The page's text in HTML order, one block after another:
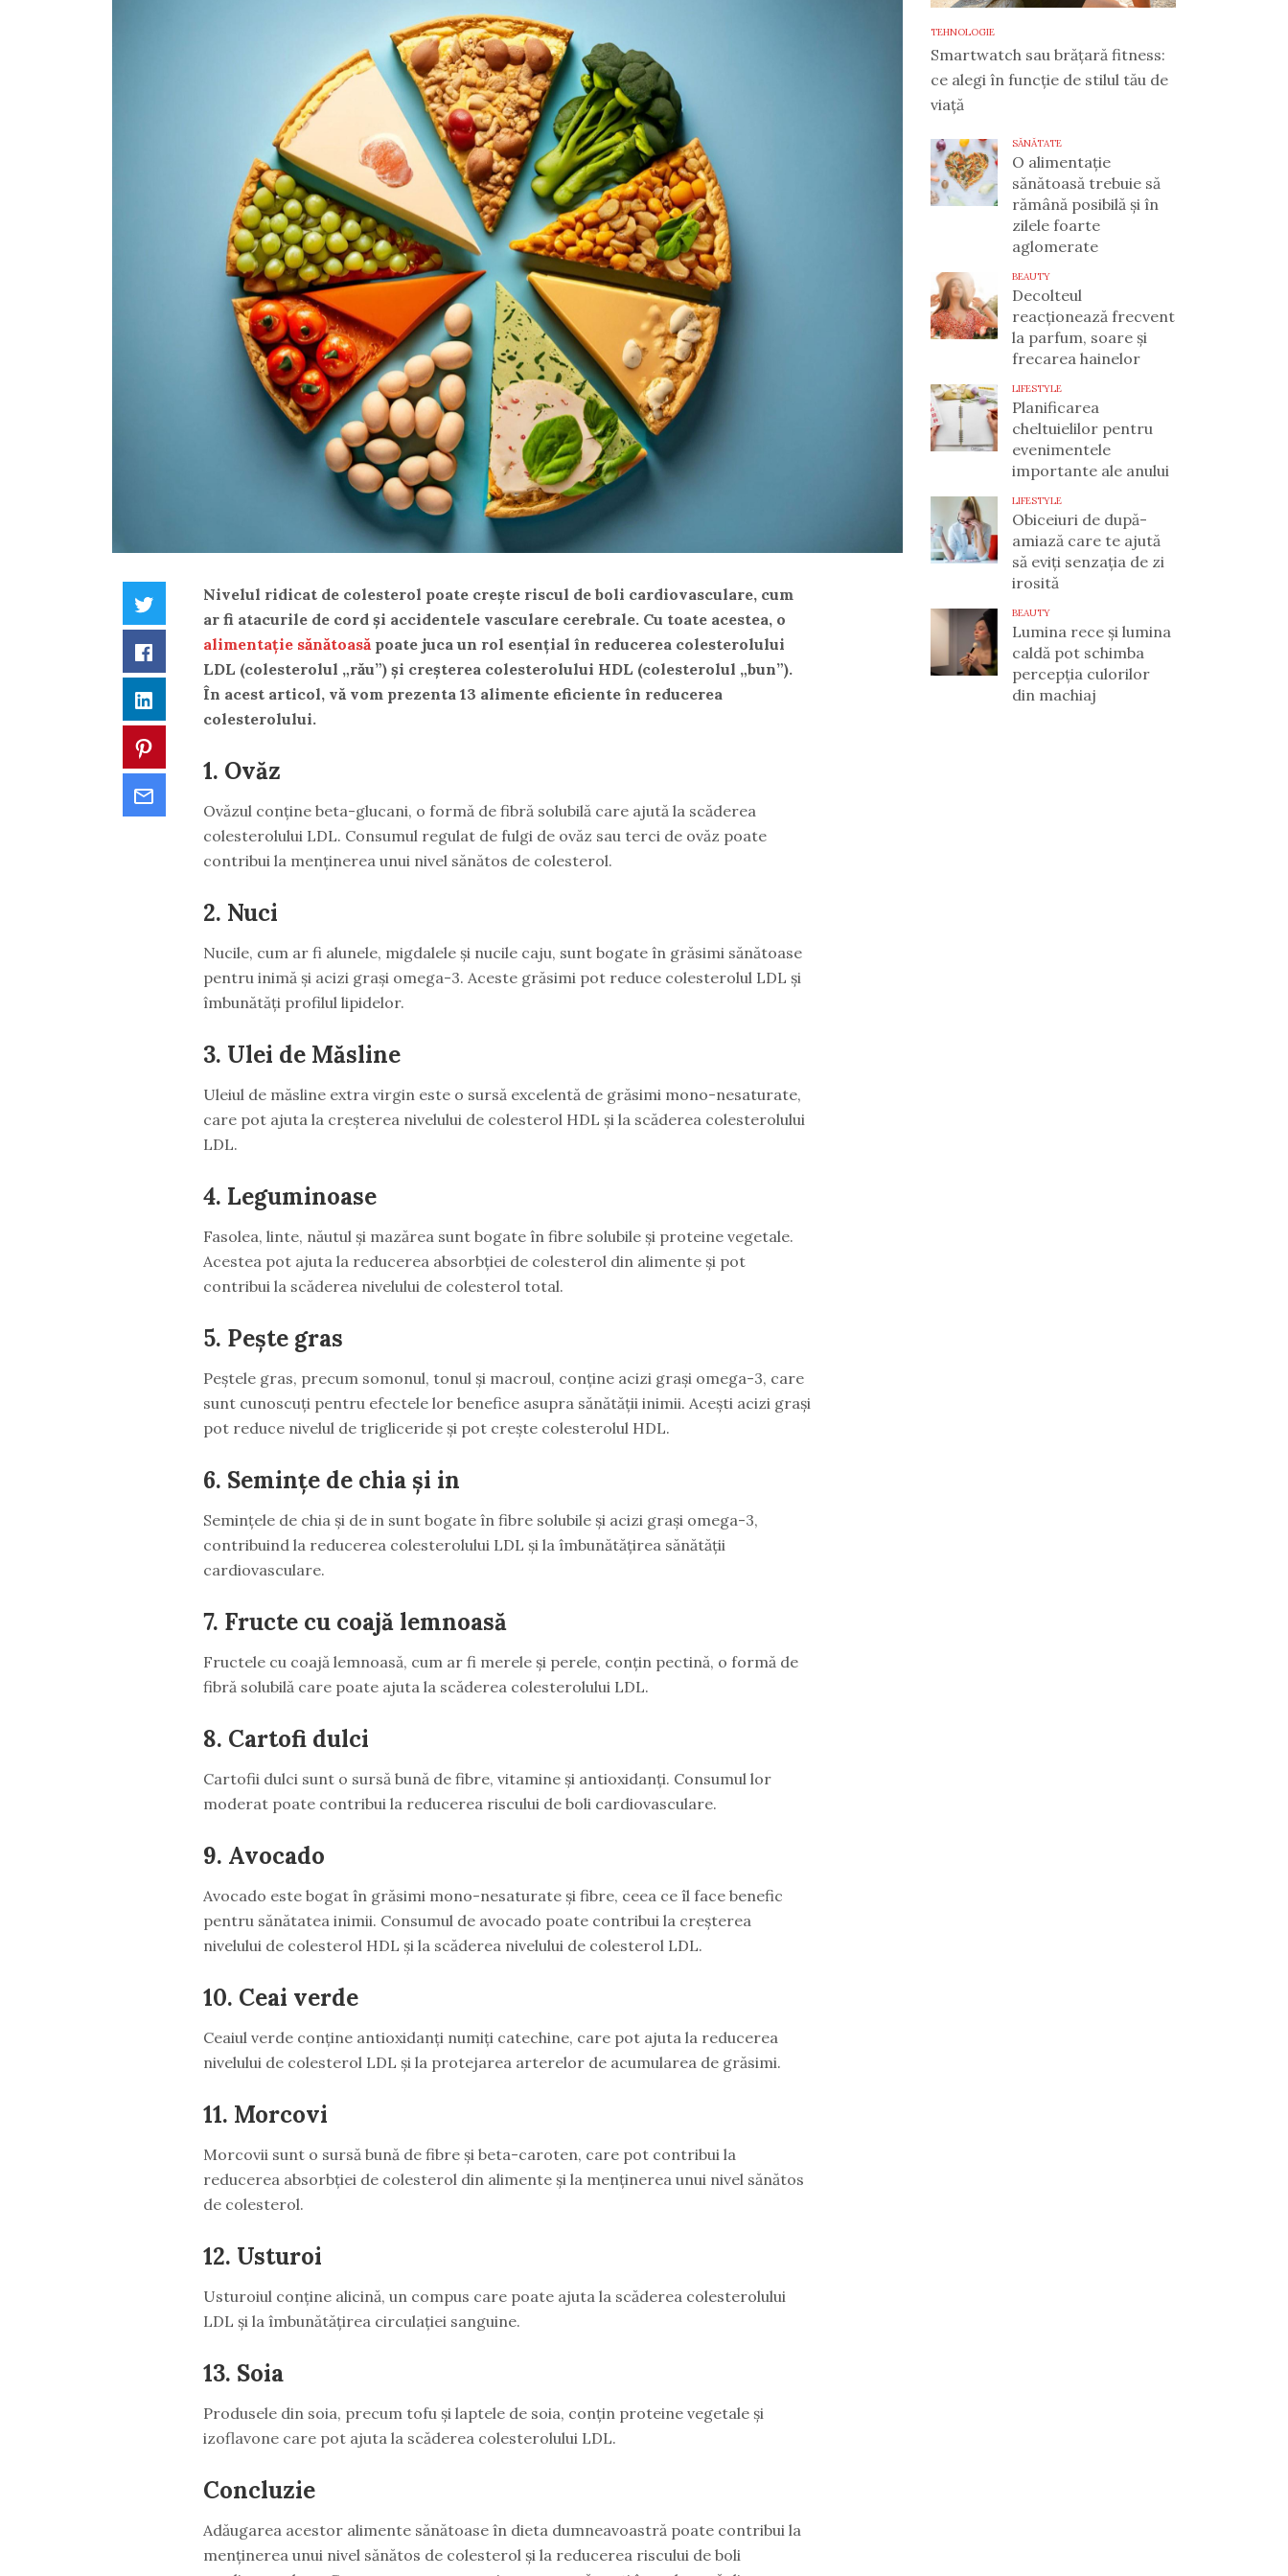
Twitter
Facebook
LinkedIn
Nivelul ridicat de colesterol poate crește riscul de boli cardiovasculare, cum
ar fi atacurile de cord și accidentele vasculare cerebrale. Cu toate acestea, o
alimentație sănătoasăpoate juca un rol esențial în reducerea colesterolului
LDL (colesterolul „rău”) și creșterea colesterolului HDL (colesterolul „bun”).
În acest articol, vă vom prezenta 13 alimente eficiente în reducerea
colesterolului.
1. Ovăz
Ovăzul conține beta-glucani, o formă de fibră solubilă care ajută la scăderea
colesterolului LDL. Consumul regulat de fulgi de ovăz sau terci de ovăz poate
contribui la menținerea unui nivel sănătos de colesterol.
2. Nuci
Nucile, cum ar fi alunele, migdalele și nucile caju, sunt bogate în grăsimi sănătoase
pentru inimă și acizi grași omega-3. Aceste grăsimi pot reduce colesterolul LDL și
îmbunătăți profilul lipidelor.
3. Ulei de Măsline
Uleiul de măsline extra virgin este o sursă excelentă de grăsimi mono-nesaturate,
care pot ajuta la creșterea nivelului de colesterol HDL și la scăderea colesterolului
LDL.
4. Leguminoase
Fasolea, linte, năutul și mazărea sunt bogate în fibre solubile și proteine vegetale.
Acestea pot ajuta la reducerea absorbției de colesterol din alimente și pot
contribui la scăderea nivelului de colesterol total.
5. Pește gras
Peștele gras, precum somonul, tonul și macroul, conține acizi grași omega-3, care
sunt cunoscuți pentru efectele lor benefice asupra sănătății inimii. Acești acizi grași
pot reduce nivelul de trigliceride și pot crește colesterolul HDL.
6. Semințe de chia și in
Semințele de chia și de in sunt bogate în fibre solubile și acizi grași omega-3,
contribuind la reducerea colesterolului LDL și la îmbunătățirea sănătății
cardiovasculare.
7. Fructe cu coajă lemnoasă
Fructele cu coajă lemnoasă, cum ar fi merele și perele, conțin pectină, o formă de
fibră solubilă care poate ajuta la scăderea colesterolului LDL.
8. Cartofi dulci
Cartofii dulci sunt o sursă bună de fibre, vitamine și antioxidanți. Consumul lor
moderat poate contribui la reducerea riscului de boli cardiovasculare.
9. Avocado
Avocado este bogat în grăsimi mono-nesaturate și fibre, ceea ce îl face benefic
pentru sănătatea inimii. Consumul de avocado poate contribui la creșterea
nivelului de colesterol HDL și la scăderea nivelului de colesterol LDL.
10. Ceai verde
Ceaiul verde conține antioxidanți numiți catechine, care pot ajuta la reducerea
nivelului de colesterol LDL și la protejarea arterelor de acumularea de grăsimi.
11. Morcovi
Morcovii sunt o sursă bună de fibre și beta-caroten, care pot contribui la
reducerea absorbției de colesterol din alimente și la menținerea unui nivel sănătos
de colesterol.
12. Usturoi
Usturoiul conține alicină, un compus care poate ajuta la scăderea colesterolului
LDL și la îmbunătățirea circulației sanguine.
13. Soia
Produsele din soia, precum tofu și laptele de soia, conțin proteine vegetale și
izoflavone care pot ajuta la scăderea colesterolului LDL.
Concluzie
Adăugarea acestor alimente sănătoase în dieta dumneavoastră poate contribui la
menținerea unui nivel sănătos de colesterol și la reducerea riscului de boli
TEHNOLOGIE
Smartwatch sau brățară fitness:
ce alegi în funcție de stilul tău de
viață
SĂNĂTATE
O alimentație
sănătoasă trebuie să
rămână posibilă și în
zilele foarte
aglomerate
BEAUTY
Decolteul
reacționează frecvent
la parfum, soare și
frecarea hainelor
LIFESTYLE
Planificarea
cheltuielilor pentru
evenimentele
importante ale anului
LIFESTYLE
Obiceiuri de după-
amiază care te ajută
să eviți senzația de zi
irosită
BEAUTY
Lumina rece și lumina
caldă pot schimba
percepția culorilor
din machiaj